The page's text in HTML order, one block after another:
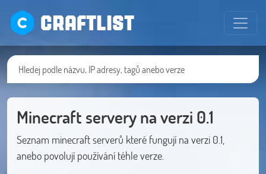
CRAFTLIST
Minecraft servery na verzi 0.1
Seznam minecraft serverů které fungují na verzi 0.1,
anebo povolují používání téhle verze.